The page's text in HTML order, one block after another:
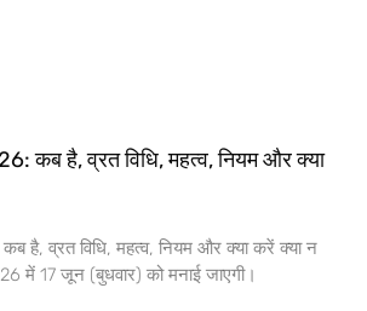
कब है, व्रत विधि, महत्व, नियम और क्या
है, व्रत विधि, महत्व, नियम और क्या करें क्या न
में 17 जून (बुधवार) को मनाई जाएगी।